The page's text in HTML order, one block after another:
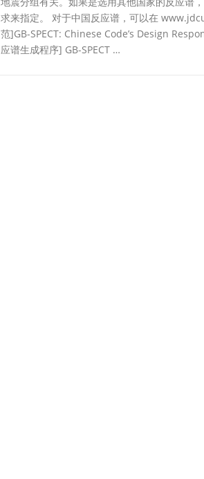
求来指定。 对于中国反应谱，可以在
范]GB-SPECT: Chinese Code’s Design
应谱生成程序] GB-SPECT …